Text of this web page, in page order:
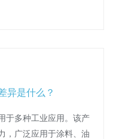
异是什么？
于多种工业应用。该产
，广泛应用于涂料、油